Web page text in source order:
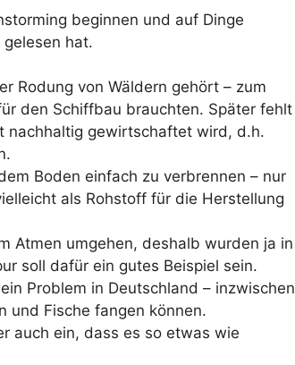
beginnen und auf Dinge
hat.
Rodung von Wäldern gehört – zum
den Schiffbau brauchten. Später fehlt
nachhaltig gewirtschaftet wird, d.h.
Boden einfach zu verbrennen – nur
als Rohstoff für die Herstellung
Atmen umgehen, deshalb wurden ja in
soll dafür ein gutes Beispiel sein.
Problem in Deutschland – inzwischen
und Fische fangen können.
auch ein, dass es so etwas wie